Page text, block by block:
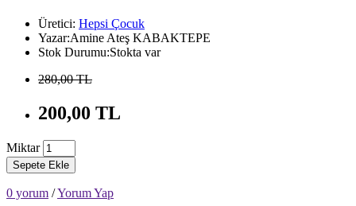
Üretici: Hepsi Çocuk
Yazar:Amine Ateş KABAKTEPE
Stok Durumu:Stokta var
280,00 TL
200,00 TL
Miktar
Sepete Ekle
0 yorum /Yorum Yap